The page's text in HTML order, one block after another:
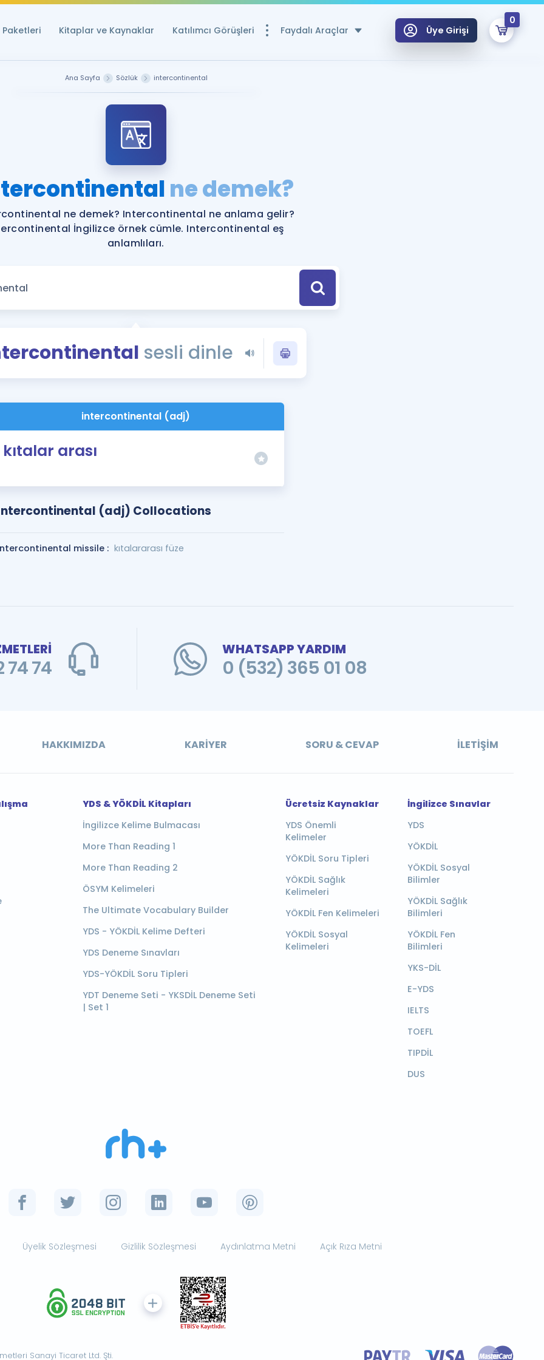
Paketleri Kitaplar ve Kaynaklar Katılımcı Görüşleri Faydalı Araçlar
Ücretsiz Kaynaklar
YDS ve YÖKDİL için Ücretsiz Kaynaklar
YDS ve YÖKDİL Puan Hesaplama Aracı
YDS ve YÖKDİL'e Hazırlananlar için Öneriler
Eğitim ve Kitaplara Özel Fırsatlar
YDS - YÖKDİL Tüm Sınavlarla İlgili Haberler
İngilizce Gramer
İngilizce Gramer ve Konu Anlatımı
Üye Girişi
0
Remzi Hoca ile seni sınava hazırlayacak onlarca eğitim seni bekliyor!
Ana Sayfa Sözlük intercontinental
ne demek?
ne demek? Intercontinental ne anlama gelir?
İngilizce örnek cümle. Intercontinental eş
anlamlıları.
sesli dinle
intercontinental (adj)
kıtalar arası
(adj) Collocations
missile : kıtalararası füze
74
WHATSAPP YARDIM
0 (532) 365 01 08
HAKKIMIZDA KARIYER SORU & CEVAP İLETIŞIM
YDS & YÖKDİL Kitapları
İngilizce Kelime Bulmacası
More Than Reading 1
More Than Reading 2
ÖSYM Kelimeleri
The Ultimate Vocabulary Builder
YDS - YÖKDİL Kelime Defteri
YDS Deneme Sınavları
YDS-YÖKDİL Soru Tipleri
YDT Deneme Seti - YKSDİL Deneme Seti
| Set 1
Ücretsiz Kaynaklar
YDS Önemli
Kelimeler
YÖKDİL Soru Tipleri
YÖKDİL Sağlık
Kelimeleri
YÖKDİL Fen Kelimeleri
YÖKDİL Sosyal
Kelimeleri
İngilizce Sınavlar
YDS
YÖKDİL
YÖKDİL Sosyal
Bilimler
YÖKDİL Sağlık
Bilimleri
YÖKDİL Fen
Bilimleri
YKS-DİL
E-YDS
IELTS
TOEFL
TIPDİL
DUS
Üyelik Sözleşmesi Gizlilik Sözleşmesi Aydınlatma Metni Açık Rıza Metni
Sanayi Ticaret Ltd. Şti.